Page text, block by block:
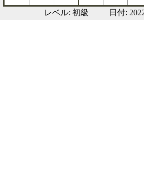
レベル: 初級 日付: